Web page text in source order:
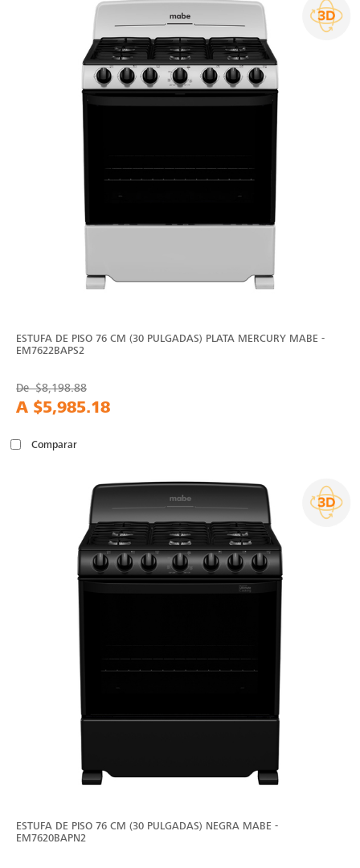
ESTUFA DE PISO 76 CM (30 PULGADAS) PLATA MERCURY MABE -
EM7622BAPS2
De$8,198.88
A $5,985.18
Comparar
ESTUFA DE PISO 76 CM (30 PULGADAS) NEGRA MABE -
EM7620BAPN2